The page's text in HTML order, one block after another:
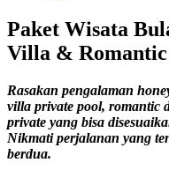
Paket Wisata
Villa & Romantic
Rasakan pengalaman
villa private pool, romantic
private yang bisa
Nikmati perjalanan yang
berdua.